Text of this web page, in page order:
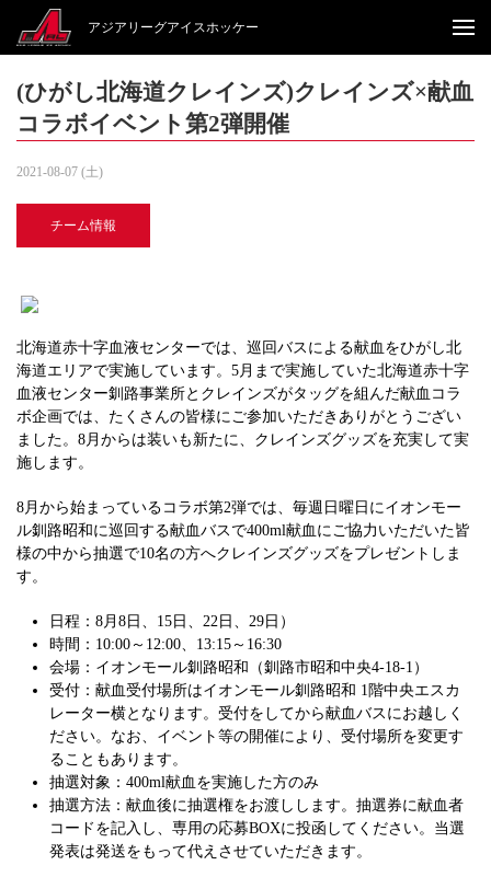
アジアリーグアイスホッケー
(ひがし北海道クレインズ)クレインズ×献血
コラボイベント第2弾開催
2021-08-07 (土)
チーム情報
北海道赤十字血液センターでは、巡回バスによる献血をひがし北
海道エリアで実施しています。5月まで実施していた北海道赤十字
血液センター釧路事業所とクレインズがタッグを組んだ献血コラ
ボ企画では、たくさんの皆様にご参加いただきありがとうござい
ました。8月からは装いも新たに、クレインズグッズを充実して実
施します。
8月から始まっているコラボ第2弾では、毎週日曜日にイオンモー
ル釧路昭和に巡回する献血バスで400ml献血にご協力いただいた皆
様の中から抽選で10名の方へクレインズグッズをプレゼントしま
す。
日程：8月8日、15日、22日、29日）
時間：10:00～12:00、13:15～16:30
会場：イオンモール釧路昭和（釧路市昭和中央4‐18‐1）
受付：献血受付場所はイオンモール釧路昭和 1階中央エスカ
レーター横となります。受付をしてから献血バスにお越しく
ださい。なお、イベント等の開催により、受付場所を変更す
ることもあります。
抽選対象：400ml献血を実施した方のみ
抽選方法：献血後に抽選権をお渡しします。抽選券に献血者
コードを記入し、専用の応募BOXに投函してください。当選
発表は発送をもって代えさせていただきます。